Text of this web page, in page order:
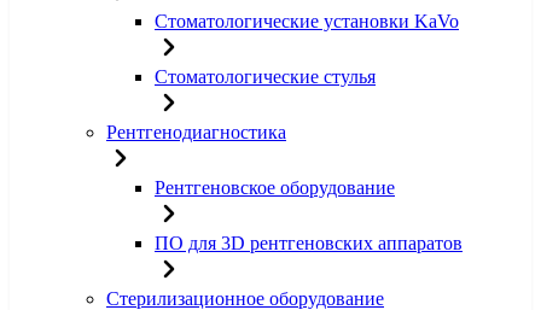
Стоматологические установки KaVo
Стоматологические стулья
Рентгенодиагностика
Рентгеновское оборудование
ПО для 3D рентгеновских аппаратов
Стерилизационное оборудование